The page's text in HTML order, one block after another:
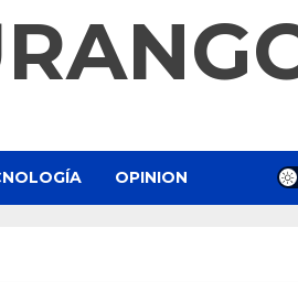
OPINION